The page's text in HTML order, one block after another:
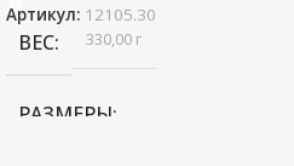
Артикул: 12105.30
ВЕС 330,00 г
РАЗМЕРЫ